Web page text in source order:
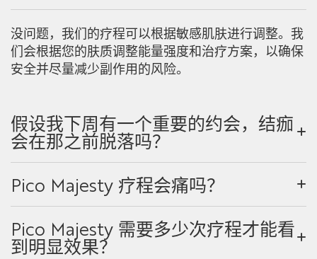
没问题，我们的疗程可以根据敏感肌肤进行调整。我
们会根据您的肤质调整能量强度和治疗方案，以确保
安全并尽量减少副作用的风险。
假设我下周有一个重要的约会，结痂
会在那之前脱落吗？
Pico Majesty 疗程会痛吗？
Pico Majesty 需要多少次疗程才能看
到明显效果？